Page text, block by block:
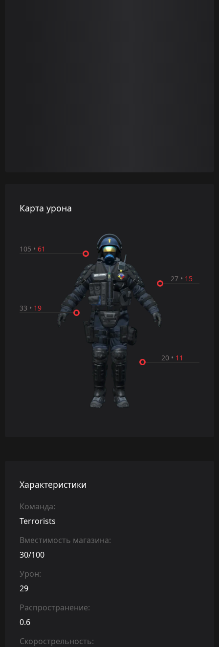
Карта урона
20 • 11
33 • 19
27• 15
105 • 61
Характеристики
Команда:
Terrorists
Вместимость магазина:
30/100
Урон:
29
Распространение:
0.6
Скорострельность: